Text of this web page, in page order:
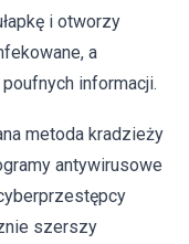
i otworzy
a
informacji.
metoda kradzieży
antywirusowe
szerszy